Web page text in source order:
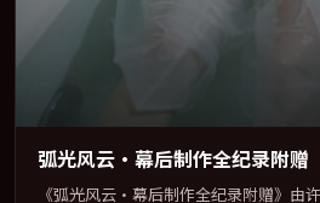
弧光风云·幕后制作全纪录附赠
《弧光风云·幕后制作全纪录附赠》由